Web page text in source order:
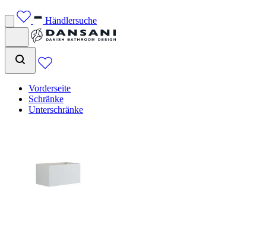
Händlersuche
Vorderseite
Schränke
Unterschränke